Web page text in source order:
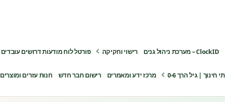
ClockID – מערכת ניהול גנים רישוי וחקיקה פורטל לוח מודעות דרושים עובדים
חינוך | גיל הרך 0-6 מרכז ידע ומאמרים רישום חבר חדש חנות עזרים ומוצרים